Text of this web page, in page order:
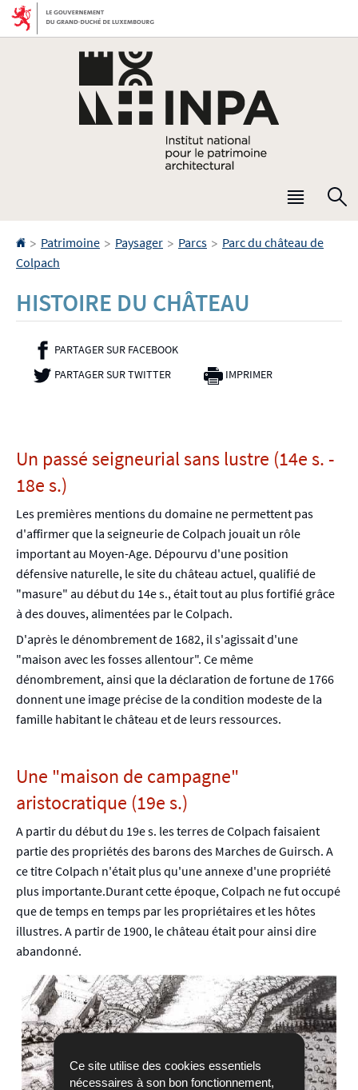
Ce site utilise des cookies essentiels
nécessaires à son bon fonctionnement,
Aller
Aller
Menu
Accueil
> Patrimoine > Paysager > Parcs > Parc du château de
Colpach
HISTOIRE DU CHÂTEAU
PARTAGER SUR FACEBOOK- NOUVELLE FENÊTRE
PARTAGER SUR TWITTER- NOUVELLE FENÊTRE
IMPRIMER
Un passé seigneurial sans lustre (14e s. -
18e s.)
Les premières mentions du domaine ne permettent pas
d'affirmer que la seigneurie de Colpach jouait un rôle
important au Moyen-Age. Dépourvu d'une position
défensive naturelle, le site du château actuel, qualifié de
"masure" au début du 14e s., était tout au plus fortifié grâce
à des douves, alimentées par le Colpach.
D'après le dénombrement de 1682, il s'agissait d'une
"maison avec les fosses allentour". Ce même
dénombrement, ainsi que la déclaration de fortune de 1766
donnent une image précise de la condition modeste de la
famille habitant le château et de leurs ressources.
Une "maison de campagne"
aristocratique (19e s.)
A partir du début du 19e s. les terres de Colpach faisaient
partie des propriétés des barons des Marches de Guirsch. A
ce titre Colpach n'était plus qu'une annexe d'une propriété
plus importante.Durant cette époque, Colpach ne fut occupé
que de temps en temps par les propriétaires et les hôtes
illustres. A partir de 1900, le château était pour ainsi dire
abandonné.